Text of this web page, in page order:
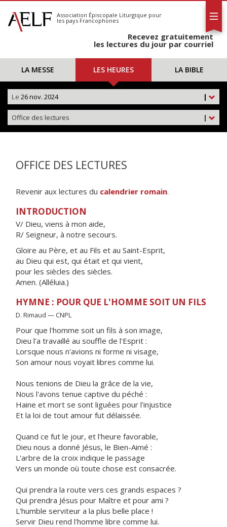
S'abonner
Calendrier
Association Épiscopale Liturgique pour
les pays Francophones
Recevez gratuitement
les lectures du jour par courriel
LA MESSE LES HEURES LA BIBLE
|
Le 26 nov. 2024
|
Office des lectures
OFFICE DES LECTURES
Revenir aux lectures du calendrier romain.
INTRODUCTION
V/ Dieu, viens à mon aide,
R/ Seigneur, à notre secours.
Gloire au Père, et au Fils et au Saint-Esprit,
au Dieu qui est, qui était et qui vient,
pour les siècles des siècles.
Amen. (Alléluia.)
HYMNE : POUR QUE L'HOMME SOIT UN FILS
D. Rimaud — CNPL
Pour que l'homme soit un fils à son image,
Dieu l'a travaillé au souffle de l'Esprit :
Lorsque nous n'avions ni forme ni visage,
Son amour nous voyait libres comme lui.
Nous tenions de Dieu la grâce de la vie,
Nous l'avons tenue captive du péché :
Haine et mort se sont liguées pour l'injustice
Et la loi de tout amour fut délaissée.
Quand ce fut le jour, et l'heure favorable,
Dieu nous a donné Jésus, le Bien-Aimé :
L'arbre de la croix indique le passage
Vers un monde où toute chose est consacrée.
Qui prendra la route vers ces grands espaces ?
Qui prendra Jésus pour Maître et pour ami ?
L'humble serviteur a la plus belle place !
Servir Dieu rend l'homme libre comme lui.